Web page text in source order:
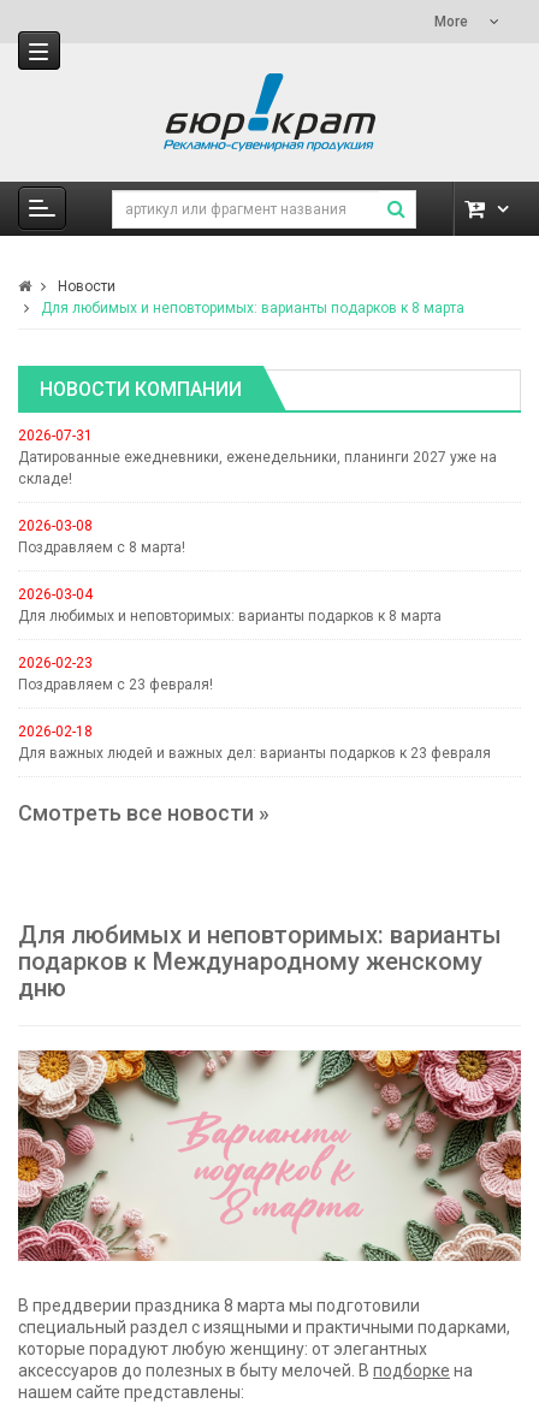
More
Новости
Для любимых и неповторимых: варианты подарков к 8 марта
НОВОСТИ КОМПАНИИ
2026-07-31
Датированные ежедневники, еженедельники, планинги 2027 уже на
складе!
2026-03-08
Поздравляем с 8 марта!
2026-03-04
Для любимых и неповторимых: варианты подарков к 8 марта
2026-02-23
Поздравляем с 23 февраля!
2026-02-18
Для важных людей и важных дел: варианты подарков к 23 февраля
Смотреть все новости »
Для любимых и неповторимых: варианты
подарков к Международному женскому
дню
В преддверии праздника 8 марта мы подготовили
специальный раздел с изящными и практичными подарками,
которые порадуют любую женщину: от элегантных
аксессуаров до полезных в быту мелочей. В подборке на
нашем сайте представлены: